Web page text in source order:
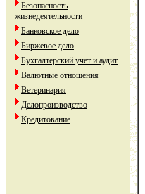
Безопасность
жизнедеятельности
Банковское дело
Биржевое дело
Бухгалтерский учет и аудит
Валютные отношения
Ветеринария
Делопроизводство
Кредитование